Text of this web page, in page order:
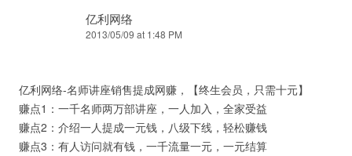
亿利网络
2013/05/09 at 1:48 PM
亿利网络-名师讲座销售提成网赚，【终生会员，只需十元】
赚点1：一千名师两万部讲座，一人加入，全家受益
赚点2：介绍一人提成一元钱，八级下线，轻松赚钱
赚点3：有人访问就有钱，一千流量一元，一元结算